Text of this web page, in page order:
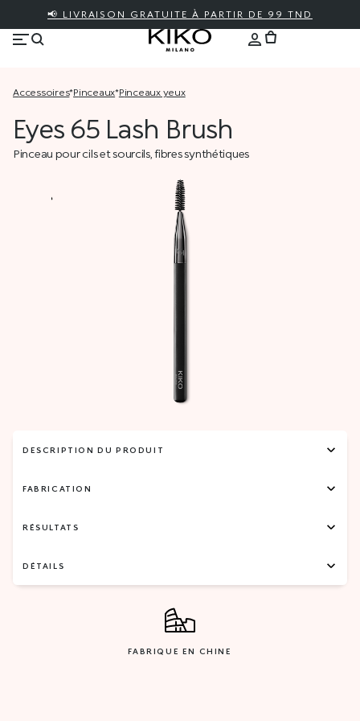
📢 LIVRAISON GRATUITE À PARTIR DE 99 TND
accessoires* pinceaux* pinceaux yeux
Eyes 65 Lash Brush
Pinceau pour cils et sourcils, fibres synthétiques
DESCRIPTION DU PRODUIT
FABRICATION
RÉSULTATS
DÉTAILS
FABRIQUE EN CHINE